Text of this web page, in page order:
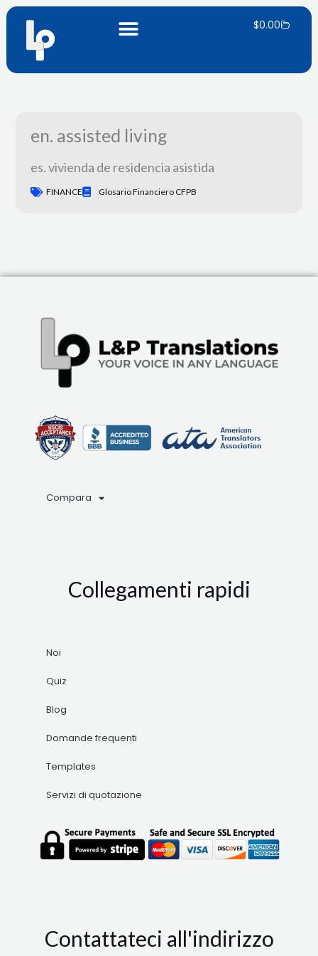
Vai
contenuto
$0.00Carrello
en. assisted living
es. vivienda de residencia asistida
FINANCE Glosario Financiero CFPB
Compara
Collegamenti rapidi
Noi
Quiz
Blog
Domande frequenti
Templates
Servizi di quotazione
Contattateci all'indirizzo